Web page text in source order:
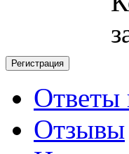
Ответы
Отзывы